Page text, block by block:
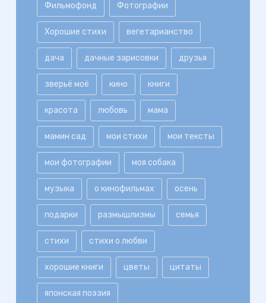
Фильмофонд Фотографии
Хорошие стихи вегетарианство
дача дачные зарисовки друзья
зверьё моё кино книги
красота любовь мама
мамин сад мои стихи мои тексты
мои фотографии моя собака
музыка о кинофильмах осень
подарки размышлизмы семья
стихи стихи о любви
хорошие книги цветы цитаты
японская поэзия